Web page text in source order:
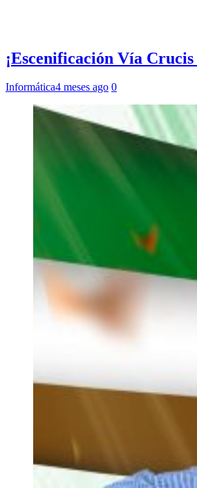
¡Escenificación Vía
Informática4 meses ago 0